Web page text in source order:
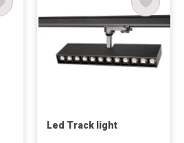
Led Track light